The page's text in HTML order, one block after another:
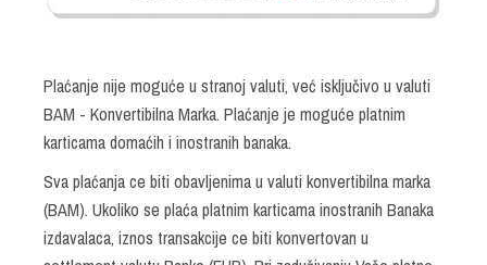
Plaćanje nije moguće u stranoj valuti, već isključivo u valuti
BAM - Konvertibilna Marka. Plaćanje je moguće platnim
karticama domaćih i inostranih banaka.
Sva plaćanja ce biti obavljenima u valuti konvertibilna marka
(BAM). Ukoliko se plaća platnim karticama inostranih Banaka
izdavalaca, iznos transakcije ce biti konvertovan u